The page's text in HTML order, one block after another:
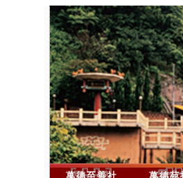
萬德至善社 萬德苑